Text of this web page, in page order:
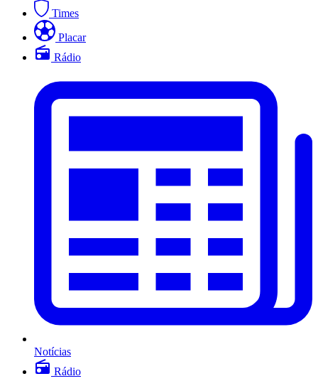
Times
Placar
Rádio
Notícias
Rádio